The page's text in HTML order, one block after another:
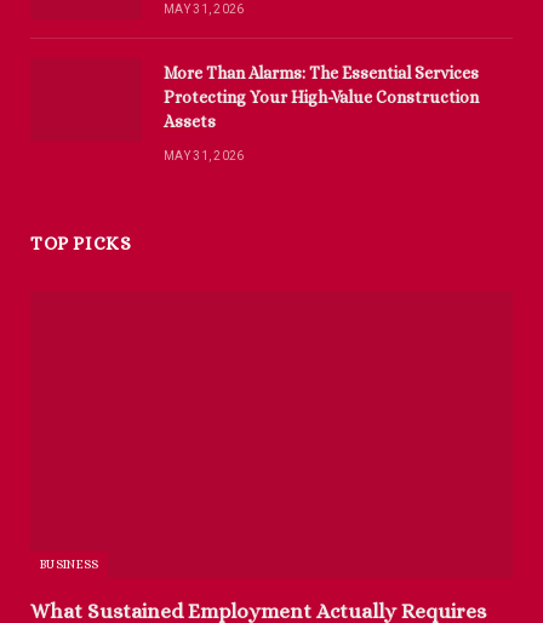
MAY 31, 2026
More Than Alarms: The Essential Services
Protecting Your High-Value Construction
Assets
MAY 31, 2026
TOP PICKS
BUSINESS
What Sustained Employment Actually Requires